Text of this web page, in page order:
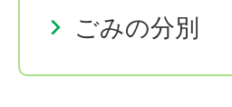
ごみの分別